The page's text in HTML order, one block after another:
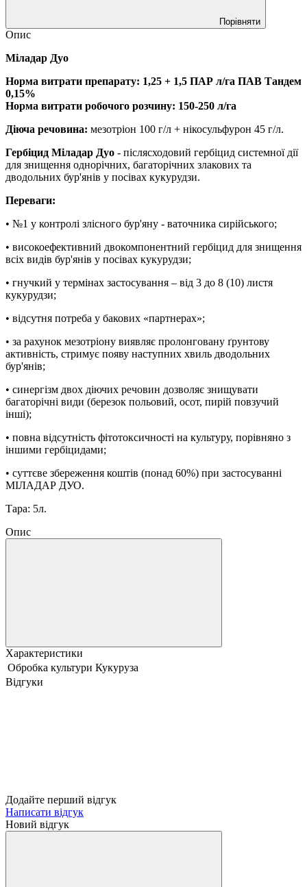
Порівняти
Опис
Міладар Дуо
Норма витрати препарату: 1,25 + 1,5 ПАР л/га ПАВ Тандем
0,15%
Норма витрати робочого розчину: 150-250 л/га
Діюча речовина: мезотріон 100 г/л + нікосульфурон 45 г/л.
Гербіцид Міладар Дуо - післясходовий гербіцид системної дії
для знищення однорічних, багаторічних злакових та
дводольних бур'янів у посівах кукурудзи.
Переваги:
• №1 у контролі злісного бур'яну - ваточника сирійського;
• високоефективний двокомпонентний гербіцид для знищення
всіх видів бур'янів у посівах кукурудзи;
• гнучкий у термінах застосування – від 3 до 8 (10) листя
кукурудзи;
• відсутня потреба у бакових «партнерах»;
• за рахунок мезотріону виявляє пролонговану ґрунтову
активність, стримує появу наступних хвиль дводольних
бур'янів;
• синергізм двох діючих речовин дозволяє знищувати
багаторічні види (березок польовий, осот, пирій повзучий
інші);
• повна відсутність фітотоксичності на культуру, порівняно з
іншими гербіцидами;
• суттєве збереження коштів (понад 60%) при застосуванні
МІЛАДАР ДУО.
Тара: 5л.
Опис
Характеристики
Обробка культури Кукуруза
Відгуки
Додайте перший відгук
Написати відгук
Новий відгук